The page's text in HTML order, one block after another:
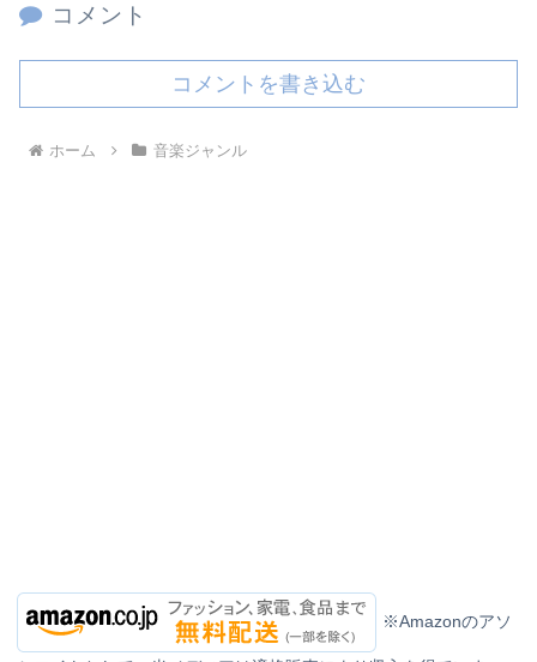
コメント
コメントを書き込む
ホーム 音楽ジャンル
※Amazonのアソ